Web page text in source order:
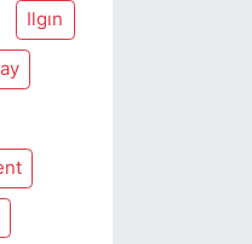
Ilgın